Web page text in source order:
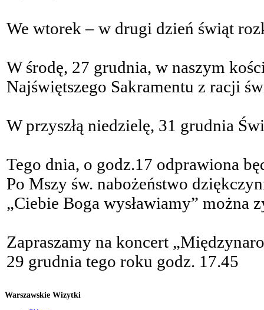
We wtorek – w drugi dzień świąt
W środę, 27 grudnia, w naszym
Najświętszego Sakramentu z racji
W przyszłą niedzielę, 31 grudnia
Tego dnia, o godz.17 odprawiona
Po Mszy św. nabożeństwo
„Ciebie Boga wysławiamy” można
Zapraszamy na koncert
29 grudnia tego roku godz. 17.45
Warszawskie Wizytki